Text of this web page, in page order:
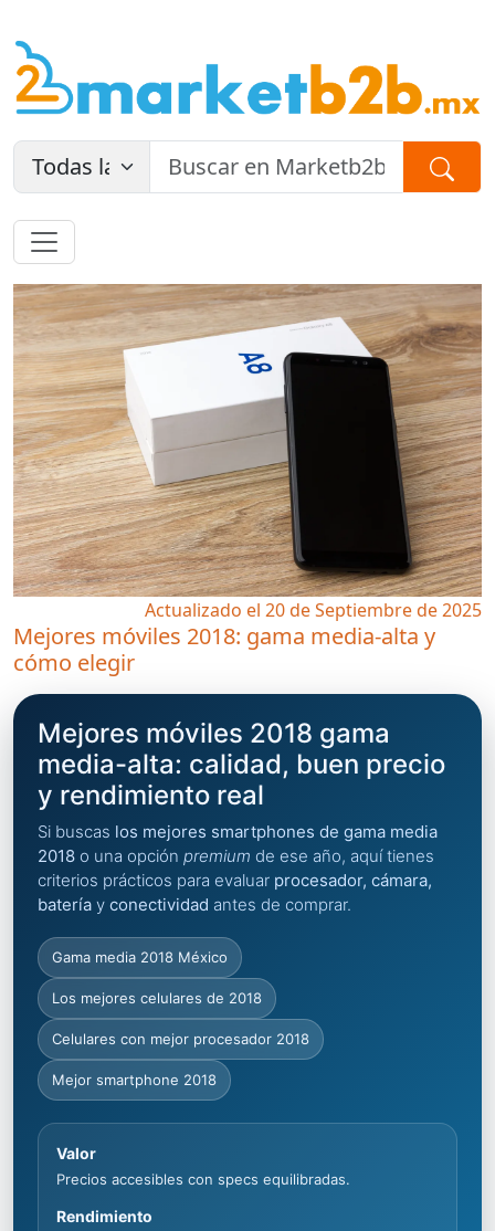
Actualizado el 20 de Septiembre de 2025
Mejores móviles 2018: gama media-alta y
cómo elegir
Mejores móviles 2018 gama
media-alta: calidad, buen precio
y rendimiento real
Si buscas los mejores smartphones de gama media
2018 o una opción premium de ese año, aquí tienes
criterios prácticos para evaluar procesador, cámara,
batería y conectividad antes de comprar.
Gama media 2018 México
Los mejores celulares de 2018
Celulares con mejor procesador 2018
Mejor smartphone 2018
Valor
Precios accesibles con specs equilibradas.
Rendimiento